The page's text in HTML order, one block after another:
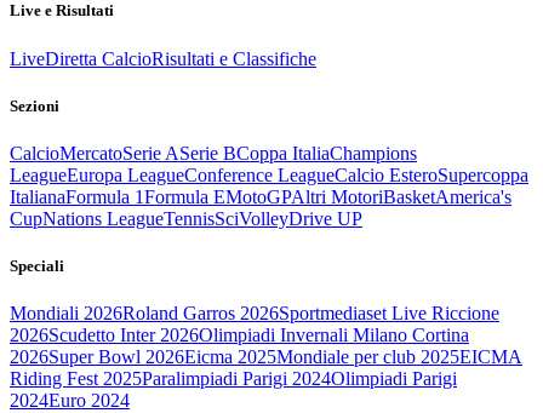
Live e Risultati
LiveDiretta CalcioRisultati e Classifiche
Sezioni
CalcioMercatoSerie ASerie BCoppa ItaliaChampions
LeagueEuropa LeagueConference LeagueCalcio EsteroSupercoppa
ItalianaFormula 1Formula EMotoGPAltri MotoriBasketAmerica's
CupNations LeagueTennisSciVolleyDrive UP
Speciali
Mondiali 2026Roland Garros 2026Sportmediaset Live Riccione
2026Scudetto Inter 2026Olimpiadi Invernali Milano Cortina
2026Super Bowl 2026Eicma 2025Mondiale per club 2025EICMA
Riding Fest 2025Paralimpiadi Parigi 2024Olimpiadi Parigi
2024Euro 2024